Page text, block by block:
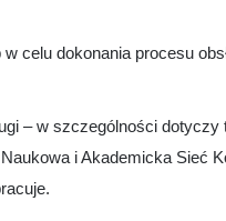
dokonania procesu
– w szczególności
i Akademicka Sieć